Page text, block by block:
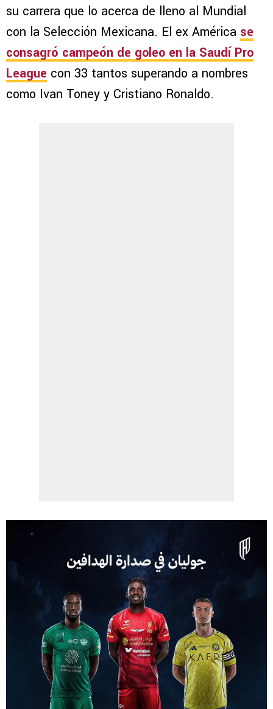
su carrera que lo acerca de lleno al Mundial
con la Selección Mexicana. El ex América se
consagró campeón de goleo en la Saudí Pro
League con 33 tantos superando a nombres
como Ivan Toney y Cristiano Ronaldo.